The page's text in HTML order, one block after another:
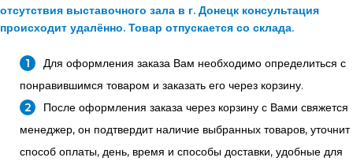
отсутствия выставочного зала в г. Донецк консультация
происходит удалённо. Товар отпускается со склада.
Для оформления заказа Вам необходимо определиться с
понравившимся товаром и заказать его через корзину.
После оформления заказа через корзину с Вами свяжется
менеджер, он подтвердит наличие выбранных товаров, уточнит
способ оплаты, день, время и способы доставки, удобные для